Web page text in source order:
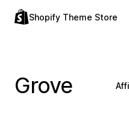
Shopify Theme Store
Grove